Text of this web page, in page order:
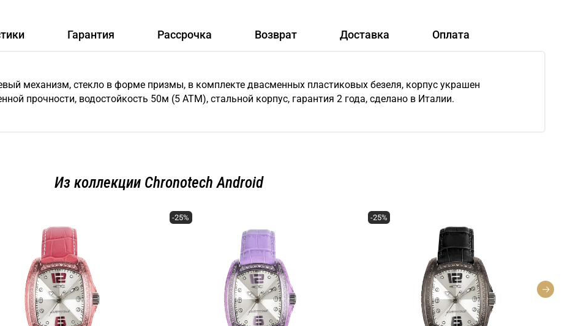
Гарантия Рассрочка Возврат Доставка Оплата
механизм, стекло в форме призмы, в комплекте двасменных пластиковых безеля, корпус украшен
прочности, водостойкость 50м (5 АТМ), стальной корпус, гарантия 2 года, сделано в Италии.
Из коллекции Chronotech Android
-25% -25%